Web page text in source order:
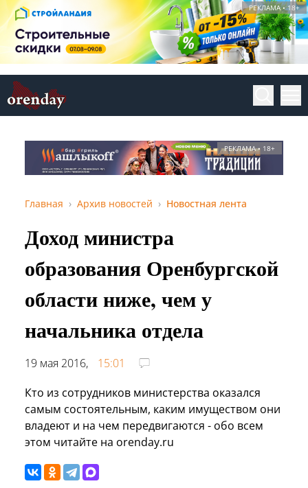
РЕКЛАМА • 18+
РЕКЛАМА • 18+
Главная Архив новостей Новостная лента
Доход министра
образования Оренбургской
области ниже, чем у
начальника отдела
19 мая 2016,
15:01
Кто из сотрудников министерства оказался
самым состоятельным, каким имуществом они
владеют и на чем передвигаются - обо всем
этом читайте на orenday.ru